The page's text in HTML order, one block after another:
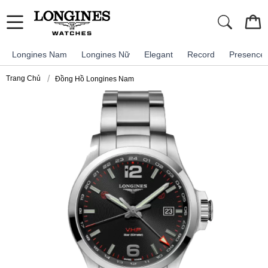
Longines Nam Longines Nữ Elegant Record Presence
Trang Chủ Đồng Hồ Longines Nam